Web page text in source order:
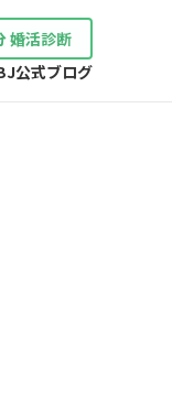
婚活診断
公式ブログ